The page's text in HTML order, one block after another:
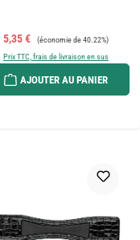
Prix de vente :
5,35 € Prix régulier :
(économie de 40.22%)
Prix TTC, frais de livraison en sus
AJOUTER AU PANIER